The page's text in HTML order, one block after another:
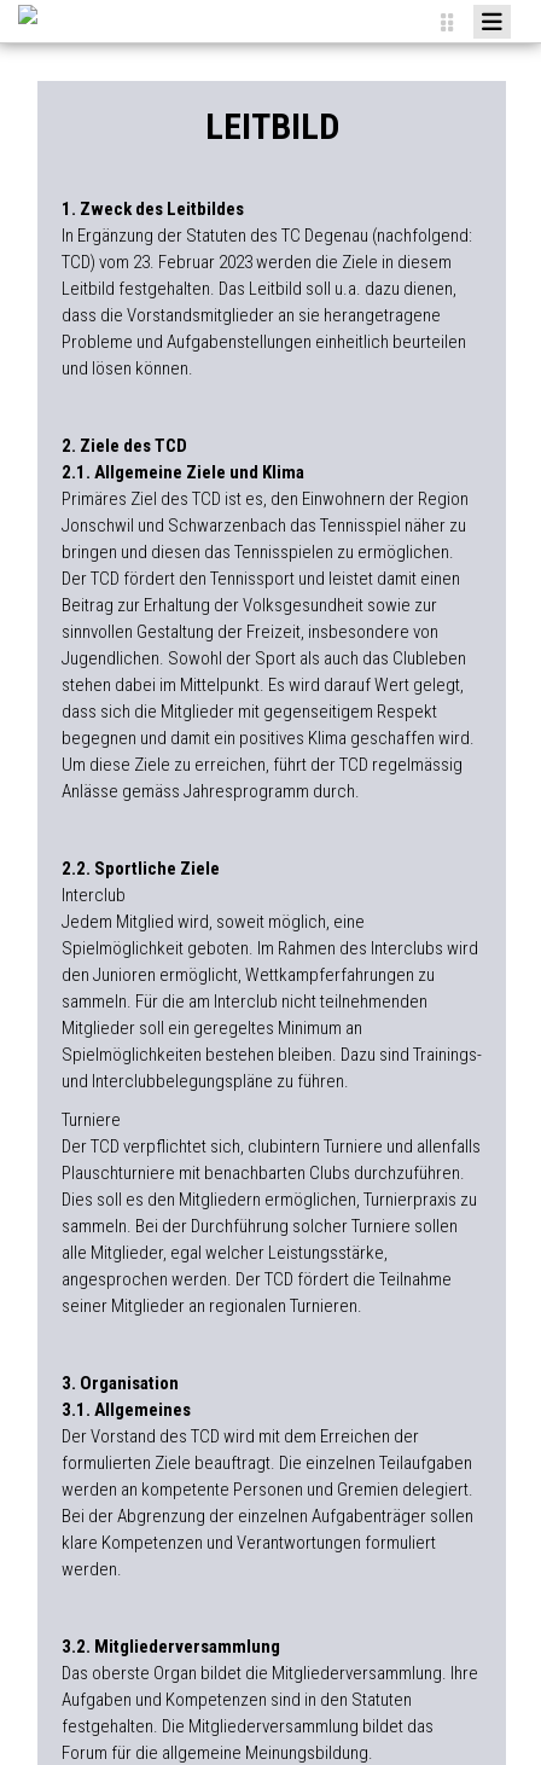
TEAMS
AGENDA
SPONSOREN
MITGLIED WERDEN
LEITBILD
1. Zweck des Leitbildes
In Ergänzung der Statuten des TC Degenau (nachfolgend:
TCD) vom 23. Februar 2023 werden die Ziele in diesem
Leitbild festgehalten. Das Leitbild soll u.a. dazu dienen,
dass die Vorstandsmitglieder an sie herangetragene
Probleme und Aufgabenstellungen einheitlich beurteilen
und lösen können.
2. Ziele des TCD
2.1. Allgemeine Ziele und Klima
Primäres Ziel des TCD ist es, den Einwohnern der Region
Jonschwil und Schwarzenbach das Tennisspiel näher zu
bringen und diesen das Tennisspielen zu ermöglichen.
Der TCD fördert den Tennissport und leistet damit einen
Beitrag zur Erhaltung der Volksgesundheit sowie zur
sinnvollen Gestaltung der Freizeit, insbesondere von
Jugendlichen. Sowohl der Sport als auch das Clubleben
stehen dabei im Mittelpunkt. Es wird darauf Wert gelegt,
dass sich die Mitglieder mit gegenseitigem Respekt
begegnen und damit ein positives Klima geschaffen wird.
Um diese Ziele zu erreichen, führt der TCD regelmässig
Anlässe gemäss Jahresprogramm durch.
2.2. Sportliche Ziele
Interclub
Jedem Mitglied wird, soweit möglich, eine
Spielmöglichkeit geboten. Im Rahmen des Interclubs wird
den Junioren ermöglicht, Wettkampferfahrungen zu
sammeln. Für die am Interclub nicht teilnehmenden
Mitglieder soll ein geregeltes Minimum an
Spielmöglichkeiten bestehen bleiben. Dazu sind Trainings-
und Interclubbelegungspläne zu führen.
Turniere
Der TCD verpflichtet sich, clubintern Turniere und allenfalls
Plauschturniere mit benachbarten Clubs durchzuführen.
Dies soll es den Mitgliedern ermöglichen, Turnierpraxis zu
sammeln. Bei der Durchführung solcher Turniere sollen
alle Mitglieder, egal welcher Leistungsstärke,
angesprochen werden. Der TCD fördert die Teilnahme
seiner Mitglieder an regionalen Turnieren.
3. Organisation
3.1. Allgemeines
Der Vorstand des TCD wird mit dem Erreichen der
formulierten Ziele beauftragt. Die einzelnen Teilaufgaben
werden an kompetente Personen und Gremien delegiert.
Bei der Abgrenzung der einzelnen Aufgabenträger sollen
klare Kompetenzen und Verantwortungen formuliert
werden.
3.2. Mitgliederversammlung
Das oberste Organ bildet die Mitgliederversammlung. Ihre
Aufgaben und Kompetenzen sind in den Statuten
festgehalten. Die Mitgliederversammlung bildet das
Forum für die allgemeine Meinungsbildung.